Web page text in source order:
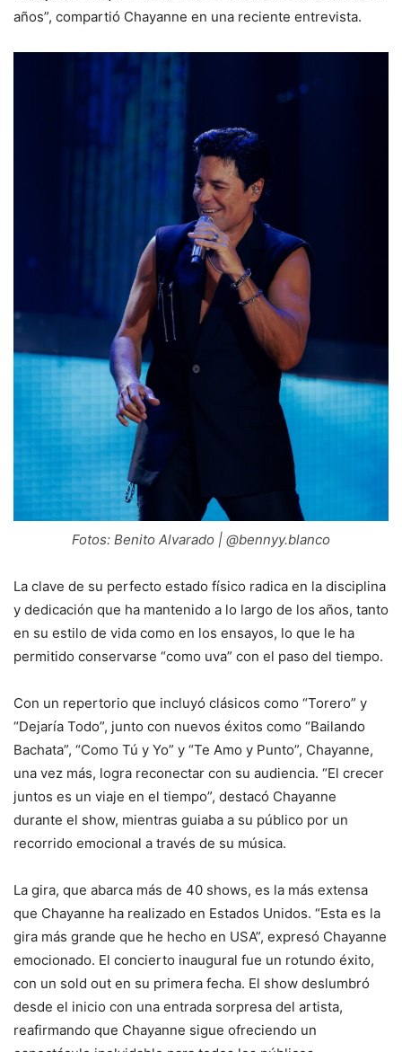
años”, compartió Chayanne en una reciente entrevista.
Fotos: Benito Alvarado | @bennyy.blanco
La clave de su perfecto estado físico radica en la disciplina
y dedicación que ha mantenido a lo largo de los años, tanto
en su estilo de vida como en los ensayos, lo que le ha
permitido conservarse “como uva” con el paso del tiempo.
Con un repertorio que incluyó clásicos como “Torero” y
“Dejaría Todo”, junto con nuevos éxitos como “Bailando
Bachata”, “Como Tú y Yo” y “Te Amo y Punto”, Chayanne,
una vez más, logra reconectar con su audiencia. “El crecer
juntos es un viaje en el tiempo”, destacó Chayanne
durante el show, mientras guiaba a su público por un
recorrido emocional a través de su música.
La gira, que abarca más de 40 shows, es la más extensa
que Chayanne ha realizado en Estados Unidos. “Esta es la
gira más grande que he hecho en USA”, expresó Chayanne
emocionado. El concierto inaugural fue un rotundo éxito,
con un sold out en su primera fecha. El show deslumbró
desde el inicio con una entrada sorpresa del artista,
reafirmando que Chayanne sigue ofreciendo un